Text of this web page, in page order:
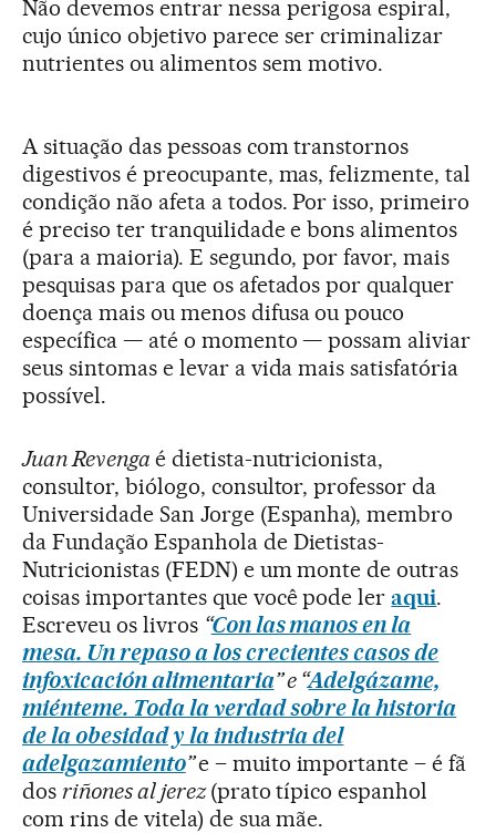
Não devemos entrar nessa perigosa espiral,
cujo único objetivo parece ser criminalizar
nutrientes ou alimentos sem motivo.
A situação das pessoas com transtornos
digestivos é preocupante, mas, felizmente, tal
condição não afeta a todos. Por isso, primeiro
é preciso ter tranquilidade e bons alimentos
(para a maioria). E segundo, por favor, mais
pesquisas para que os afetados por qualquer
doença mais ou menos difusa ou pouco
específica — até o momento — possam aliviar
seus sintomas e levar a vida mais satisfatória
possível.
Juan Revenga é dietista-nutricionista,
consultor, biólogo, consultor, professor da
Universidade San Jorge (Espanha), membro
da Fundação Espanhola de Dietistas-
Nutricionistas (FEDN) e um monte de outras
coisas importantes que você pode leraqui.
Escreveu os livros “Con las manos en la
mesa. Un repaso a los crecientes casos de
infoxicación alimentaria” e “Adelgázame,
miénteme. Toda la verdad sobre la historia
de la obesidad y la industria del
adelgazamiento”e – muito importante – é fã
dos riñones al jerez(prato típico espanhol
com rins de vitela) de sua mãe.